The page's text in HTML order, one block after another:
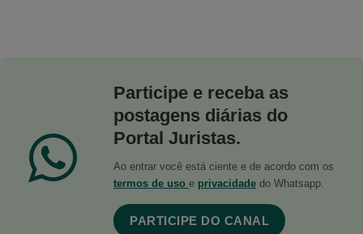
Participe e receba as
postagens diárias do
Portal Juristas.
Ao entrar você está ciente e de acordo com os
termos de uso e privacidade do Whatsapp.
PARTICIPE DO CANAL